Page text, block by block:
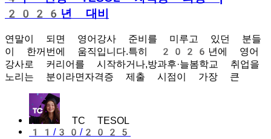
2026년 대비
연말이 되면 영어강사 준비를 미루고 있던 분들
이 한꺼번에 움직입니다.특히 2026년에 영어
강사로 커리어를 시작하거나,방과후·늘봄학교 취업을
노리는 분이라면자격증 제출 시점이 가장 큰
TC TESOL
11/30/2025